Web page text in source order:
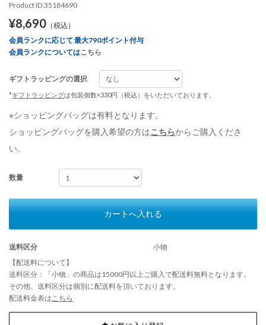
Product ID:35184690
¥8,690 （税込）
会員ランクに応じて 最大790ポイント付与
会員ランクについてはこちら
ギフトラッピングの選択
*ギフトラッピングは包装個数×330円（税込）をいただいております。
※ショッピングバッグは有料となります。
ショッピングバッグを購入希望の方はこちらからご購入くださ
い。
数量
カートへ入れる
送料区分
小物
【配送料について】
送料区分：「小物」の商品は15000円以上ご購入で配送料無料となります。
その他、送料区分は個別に配送料を頂いております。
配送料金表はこちら